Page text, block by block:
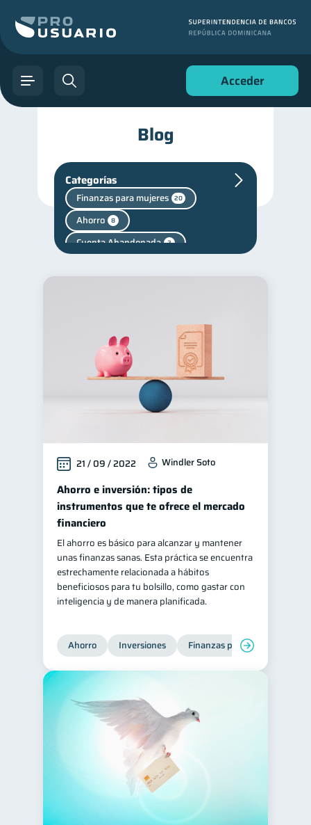
Acceder
Blog
Categorías
Finanzas para mujeres 20
Ahorro 8
Cuenta Abandonada 2
Manejo de deudas
Educación financiera 31
Finanzas para jóvenes
Finanzas familiares 25
Inclusión financiera 22
Bienestar financiero 22
Seguridad financiera 13
Salud financiera
Productos financieros 11
Organización Financiera 10
Deudas 10
Préstamos 8 Consejos 6
Historial crediticio
Ciberseguridad 5
4
Derechos & Deberes 4
Superintendencia de Bancos
Vacaciones
Criptomonedas
21 / 09 / 2022 Windler Soto
Ahorro e inversión: tipos de
instrumentos que te ofrece el mercado
financiero
El ahorro es básico para alcanzar y mantener
unas finanzas sanas. Esta práctica se encuentra
estrechamente relacionada a hábitos
beneficiosos para tu bolsillo, como gastar con
inteligencia y de manera planificada.
Ahorro Inversiones Finanzas para jóvenes